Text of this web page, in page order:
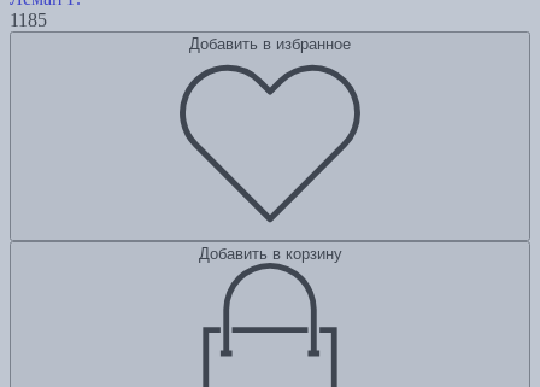
1185
Добавить в избранное
Добавить в корзину